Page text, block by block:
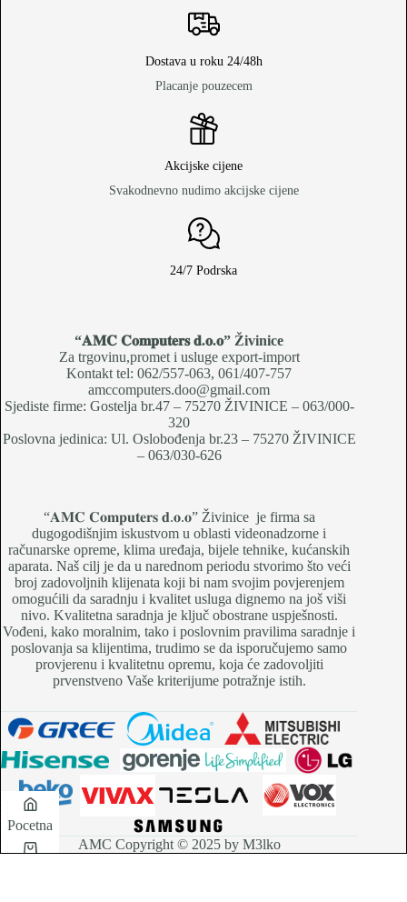
Dostava u roku 24/48h
Placanje pouzecem
Akcijske cijene
Svakodnevno nudimo akcijske cijene
24/7 Podrska
“𝐀𝐌𝐂 𝐂𝐨𝐦𝐩𝐮𝐭𝐞𝐫𝐬 𝐝.𝐨.𝐨” Živinice
Za trgovinu,promet i usluge export-import
Kontakt tel: 062/557-063, 061/407-757
amccomputers.doo@gmail.com
Sjediste firme: Gostelja br.47 – 75270 ŽIVINICE – 063/000-
320
Poslovna jedinica: Ul. Oslobođenja br.23 – 75270 ŽIVINICE
– 063/030-626
“𝐀𝐌𝐂 𝐂𝐨𝐦𝐩𝐮𝐭𝐞𝐫𝐬 𝐝.𝐨.𝐨” Živinice je firma sa
dugogodišnjim iskustvom u oblasti videonadzorne i
računarske opreme, klima uređaja, bijele tehnike, kućanskih
aparata. Naš cilj je da u narednom periodu stvorimo što veći
broj zadovoljnih klijenata koji bi nam svojim povjerenjem
omogućili da saradnju i kvalitet usluga dignemo na još viši
nivo. Kvalitetna saradnja je ključ obostrane uspješnosti.
Vođeni, kako moralnim, tako i poslovnim pravilima saradnje i
poslovanja sa klijentima, trudimo se da isporučujemo samo
provjerenu i kvalitetnu opremu, koja će zadovoljiti
prvenstveno Vaše kriterijume potražnje istih.
AMC Copyright © 2025 by M3lko
Pocetna